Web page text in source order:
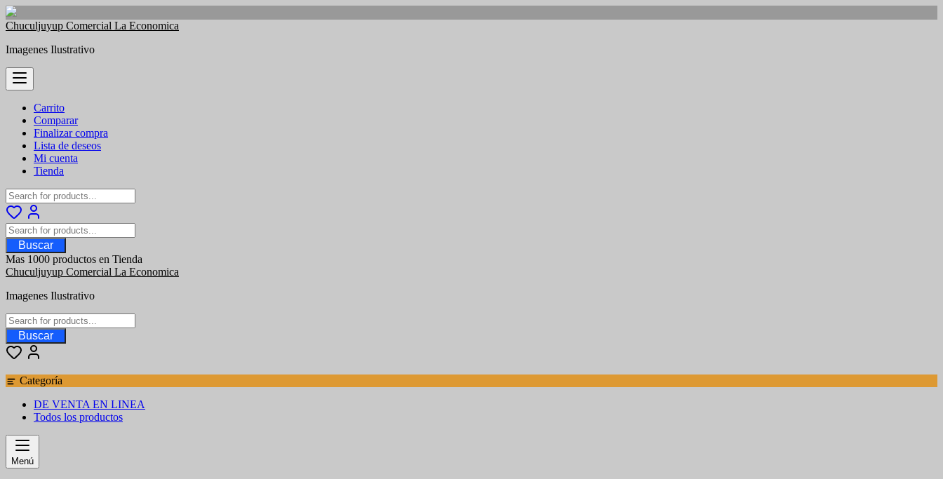
Saltar
contenido
Chuculjuyup Comercial La Economica
Imagenes Ilustrativo
Carrito
Comparar
Finalizar compra
Lista de deseos
Mi cuenta
Tienda
Buscar
Mas 1000 productos en Tienda
Chuculjuyup Comercial La Economica
Imagenes Ilustrativo
Buscar
Categoría
DE VENTA EN LINEA
Todos los productos
Menú